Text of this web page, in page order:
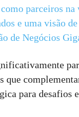
parceiros
e uma visão
de Negócios
que
para desafios